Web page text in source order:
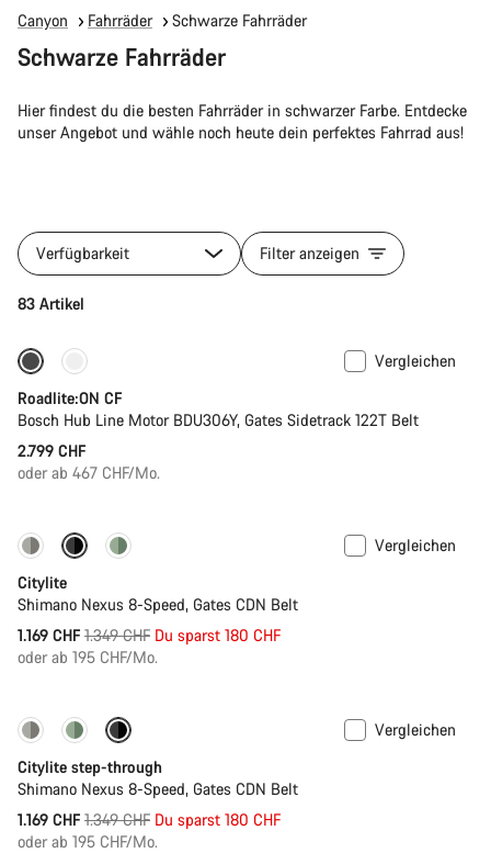
Canyon Fahrräder Schwarze Fahrräder
Schwarze Fahrräder
Hier findest du die besten Fahrräder in schwarzer Farbe. Entdecke
unser Angebot und wähle noch heute dein perfektes Fahrrad aus!
Verfügbarkeit Filter anzeigen
83 Artikel
Leichtgewicht aus Carbon
Vergleichen
Roadlite:ON CF
Bosch Hub Line Motor BDU306Y, Gates Sidetrack 122T Belt
2.799 CHF
oder ab 467 CHF/Mo.
-13% Neu
Vergleichen
Citylite
Shimano Nexus 8-Speed, Gates CDN Belt
1.169 CHF Ursprungspreis
1.349 CHF Du sparst 180 CHF
oder ab 195 CHF/Mo.
-13% Neu
Vergleichen
Citylite step-through
Shimano Nexus 8-Speed, Gates CDN Belt
1.169 CHF Ursprungspreis
1.349 CHF Du sparst 180 CHF
oder ab 195 CHF/Mo.